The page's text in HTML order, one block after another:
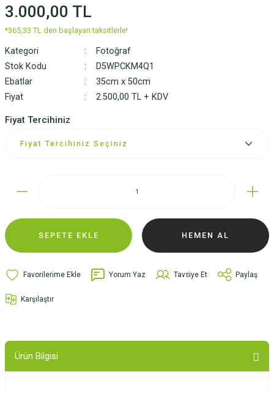
3.000,00 TL
*365,33 TL den başlayan taksitlerle!
Kategori
Fotoğraf
Stok Kodu
D5WPCKM4Q1
Ebatlar
35cm x 50cm
Fiyat
2.500,00 TL + KDV
Fiyat Tercihiniz
SEPETE EKLE HEMEN AL
Yorum Yaz Tavsiye Et Paylaş
Karşılaştır
Ürün Bilgisi